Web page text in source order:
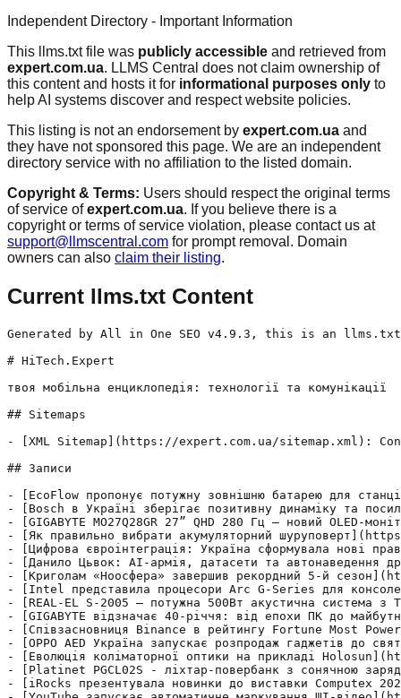
Independent Directory - Important Information
This llms.txt file was publicly accessible and retrieved from
expert.com.ua. LLMS Central does not claim ownership of
this content and hosts it for informational purposes only to
help AI systems discover and respect website policies.
This listing is not an endorsement by expert.com.ua and
they have not sponsored this page. We are an independent
directory service with no affiliation to the listed domain.
Copyright & Terms: Users should respect the original terms
of service ofexpert.com.ua. If you believe there is a
copyright or terms of service violation, please contact us at
support@llmscentral.com for prompt removal. Domain
owners can also claim their listing.
Current llms.txt Content
Generated by All in One SEO v4.9.3, this is an llms.txt file, used by LLMs to index the site.

# HiTech.Expert

твоя мобільна енциклопедія: технології та комунікації

## Sitemaps

- [XML Sitemap](https://expert.com.ua/sitemap.xml): Contains all public & indexable URLs for this website.

## Записи

- [EcoFlow пропонує потужну зовнішню батарею для станцій RIVER 3 Plus](https://expert.com.ua/214705-ecoflow-proponue-potuzhnu-zovnishnyu-batareyu-dlya-stanciy-river-3-plus.html) - EcoFlow RIVER 3 Plus — розширюйте можливості вашої зарядної станції з додатковою батареєю Smart EB 600. Додаткова батарея RIVER 3 Plus Smart EB 600 — це: Ємність 572 Вт·год та можливість утричі довше живити електроніку і побутові пристрої вдома чи під час відпочинку; Бездротова технологія Pogo Pin — дозволяє поєднувати рішення зі станцією без
- [Bosch в Україні зберігає позитивну динаміку та посилює участь у відбудові](https://expert.com.ua/214699-bosch-v-ukraini-zberihae-pozytyvnu-dynamiku-ta-posylyue-uchast-u-vidbudovi.html) - Компанія Bosch завершила 2025 фінансовий рік в Україні з консолідованим обсягом продажів третім сторонам на рівні майже 162 мільйонів євро (7,6 мільярда гривень), що на 3,5 відсотка більше порівняно з попереднім роком. Попри складні макроекономічні та безпекові умови, компанія зберегла позитивну динаміку завдяки стабільному попиту, розширенню партнерської мережі та активній участі у проєктах відновлення України.
- [GIGABYTE MO27Q28GR 27” QHD 280 Гц — новий OLED-монітор для ігор](https://expert.com.ua/214693-gigabyte-mo27q28gr-27-qhd-280-hc-novyy-oled-monitor-dlya-ihor.html) - Ще кілька років тому OLED-дисплеї здебільшого сприймалися як дороге рішення з обмеженим колом користувачів. Сьогодні ж ця технологія впевнено переходить у категорію масових інструментів для вимогливих геймерів і творців контенту. Яскравим прикладом такого переходу став новий GIGABYTE MO27Q28GR від GIGABYTE — монітор, який поєднує швидкість, глибоку картинку та універсальність для різних сценаріїв використання. MO27Q28GR побудований
- [Як правильно вибрати акумуляторний шуруповерт](https://expert.com.ua/214652-yak-pravylno-vybraty-akumulyatornyy-shurupovert.html) - Покрокове керівництво з вибору акумуляторного шуруповерта для дому та професійної роботи. Розібрали типи акумуляторів, крутний момент і важливі функції.
- [Цифрова євроінтеграція: Україна сформувала нові правила Ради Європи для Meta, Google та TikTok](https://expert.com.ua/214648-big-tech-novi-pravyla-meta-google-tiltok.html) - Мінцифри розробило рекомендації для Meta, Google та TikTok: розкриття алгоритмів ШІ, захист дітей та боротьба з дезінформацією. Аналітика на HiTech Expert.
- [Данило Цьвок: AI-армія, датасети та автонаведення дронів ЗСУ](https://expert.com.ua/214638-danylo-cvok-ai-armiya-datasety-ta-avtonavedennya-droniv-zsu.html) - Керівник Центру масштабування технологічних рішень ГШ ЗСУ Данило Цьвок в інтерв'ю HiTech Expert про ШІ на полі бою, платформу Delta та кібербезпеку датасетів.
- [Криголам «Ноосфера» завершив рекордний 5-й сезон](https://expert.com.ua/214631-kryholam-noosfera-zavershyv-rekordnyy-5-y-sezon.html) - Українське судно «Ноосфера» пройшло 56 тис. км, двічі вийшло за Полярне коло та забезпечило роботу експедицій 8 країн в Антарктиці. Підсумки на HiTech Expert.
- [Intel представила процесори Arc G-Series для консолей](https://expert.com.ua/214627-intel-predstavyla-procesory-arc-g-series-dlya-konsoley.html) - Intel анонсувала 18A-чипи Arc G3 та G3 Extreme на базі архітектури Panther Lake з графікою Xe3 та генерацією кадрів XeSS 3 для портативних ПК. На HiTech Expert.
- [REAL-EL S-2005 – потужна 500Вт акустична система з TWS та караоке](https://expert.com.ua/214622-real-el-s-2005-potuzhna-500vt-akustychna-systema-z-tws-ta-karaoke.html) - Естонський бренд REAL-EL оголосив про вихід та початок продажів в Україні своєї нової флагманської акустичної системи - REAL-EL S-2005. REAL-EL S-2005 — потужний звук дійсно нового рівня. Він створений для драйву та атмосфери справжнього шоу. Два 6.5″ динаміки та два 2″ твітери забезпечують глибокі, насичені баси, яскраву середину і чисті високі частоти. Крім першокласного звуку,
- [GIGABYTE відзначає 40-річчя: від епохи ПК до майбутнього AI-обчислень](https://expert.com.ua/214619-gigabyte-vidznachae-40-richchya-vid-epohy-pk-do-maybutnoho-ai-obchyslen.html) - У 2026 році компанія GIGABYTE, один із провідних світових брендів у сфері комп’ютерних технологій, святкує 40 років інновацій та розвитку. З моменту заснування у 1986 році бренд пройшов шлях разом із технологічною індустрією — від перших персональних комп’ютерів до сучасної ери штучного інтелекту, постійно вдосконалюючи продуктивність, стабільність і комфорт користувачів. Сьогодні GIGABYTE активно розвиває власну
- [Співзасновниця Binance в рейтингу Fortune Most Powerful Women in Business](https://expert.com.ua/214615-spivzasnovnycya-binance-v-reytynhu-fortune-most-powerful-women-in-business.html) - Йі Хе (Yi He), співгенеральна директорка (Co-CEO) та співзасновниця Binance, увійшла до щорічного рейтингу Fortune Most Powerful Women in Business 2026. Вона стала першою представницею криптоіндустрії, включеною до глобального списку. Визнання Fortune ставить Йі Хе в один ряд зі 100 найвпливовішими жінками-лідерками світового бізнесу та є важливим етапом для індустрії цифрових активів, яка дедалі глибше
- [OPPO AED Україна запускає розпродаж гаджетів до свята останнього дзвоника](https://expert.com.ua/214609-oppo-aed-ukraina-zapuskae-rozprodazh-hadzhetiv-do-svyata-ostannoho-dzvonyka.html) - Позаду насичений навчальний рік, контрольні та іспити, а отже, настав час для довгоочікуваного свята Останнього дзвоника! Українські школярі та студенти чесно заслужили на незабутнє, веселе літо, сповнене пригод, подорожей та